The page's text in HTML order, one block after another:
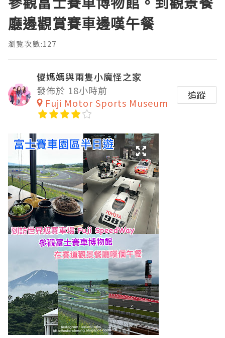
廳邊觀賞賽車邊嘆午餐
瀏覽次數:127
儍媽媽與兩隻小魔怪之家
發佈於 18小時前
Fuji Motor Sports Museum
追蹤